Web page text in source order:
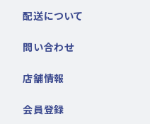
配送について
問い合わせ
店舗情報
会員登録